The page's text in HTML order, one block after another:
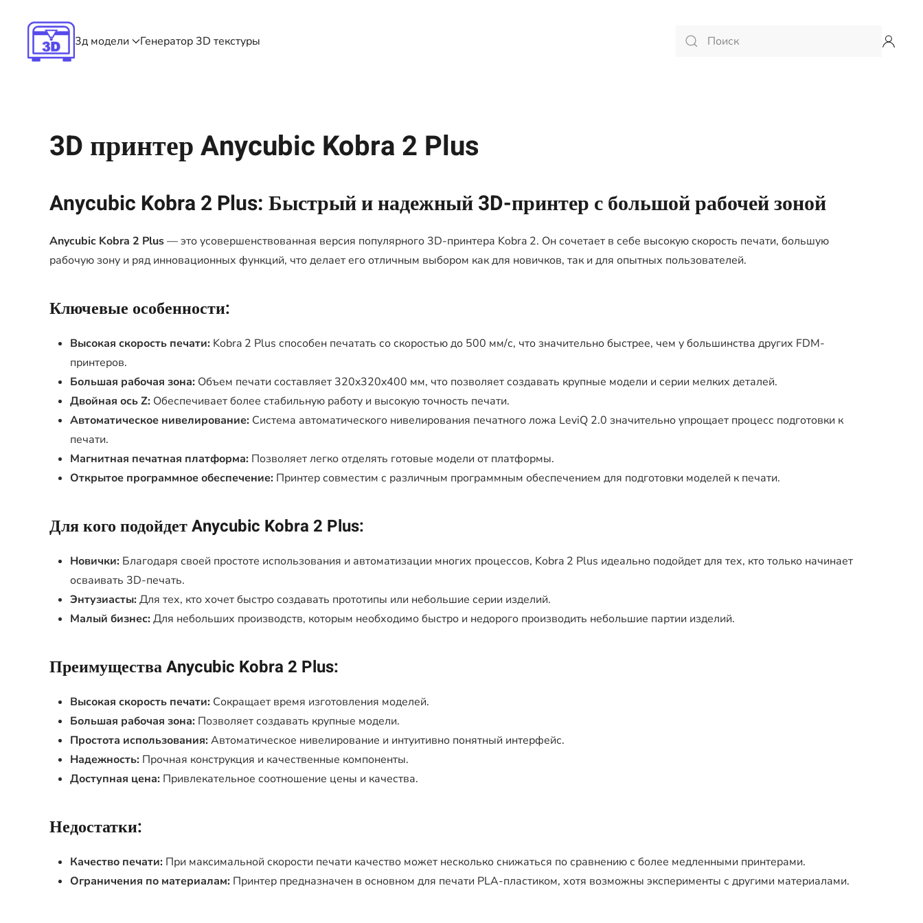
Skip to main content
3д модели Генератор 3D текстуры
3D принтер Anycubic Kobra 2 Plus
Anycubic Kobra 2 Plus: Быстрый и надежный 3D-принтер с большой рабочей зоной
Anycubic Kobra 2 Plus— это усовершенствованная версия популярного 3D-принтера Kobra 2. Он сочетает в себе высокую скорость печати, большую
рабочую зону и ряд инновационных функций, что делает его отличным выбором как для новичков, так и для опытных пользователей.
Ключевые особенности:
Высокая скорость печати: Kobra 2 Plus способен печатать со скоростью до 500 мм/с, что значительно быстрее, чем у большинства других FDM-
принтеров.
Большая рабочая зона: Объем печати составляет 320x320x400 мм, что позволяет создавать крупные модели и серии мелких деталей.
Двойная ось Z: Обеспечивает более стабильную работу и высокую точность печати.
Автоматическое нивелирование: Система автоматического нивелирования печатного ложа LeviQ 2.0 значительно упрощает процесс подготовки к
печати.
Магнитная печатная платформа: Позволяет легко отделять готовые модели от платформы.
Открытое программное обеспечение: Принтер совместим с различным программным обеспечением для подготовки моделей к печати.
Для кого подойдет Anycubic Kobra 2 Plus:
Новички: Благодаря своей простоте использования и автоматизации многих процессов, Kobra 2 Plus идеально подойдет для тех, кто только начинает
осваивать 3D-печать.
Энтузиасты:Для тех, кто хочет быстро создавать прототипы или небольшие серии изделий.
Малый бизнес:Для небольших производств, которым необходимо быстро и недорого производить небольшие партии изделий.
Преимущества Anycubic Kobra 2 Plus:
Высокая скорость печати: Сокращает время изготовления моделей.
Большая рабочая зона: Позволяет создавать крупные модели.
Простота использования:Автоматическое нивелирование и интуитивно понятный интерфейс.
Надежность: Прочная конструкция и качественные компоненты.
Доступная цена: Привлекательное соотношение цены и качества.
Недостатки:
Качество печати: При максимальной скорости печати качество может несколько снижаться по сравнению с более медленными принтерами.
Ограничения по материалам: Принтер предназначен в основном для печати PLA-пластиком, хотя возможны эксперименты с другими материалами.